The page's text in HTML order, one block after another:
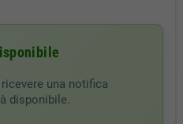
una notifica
disponibile.